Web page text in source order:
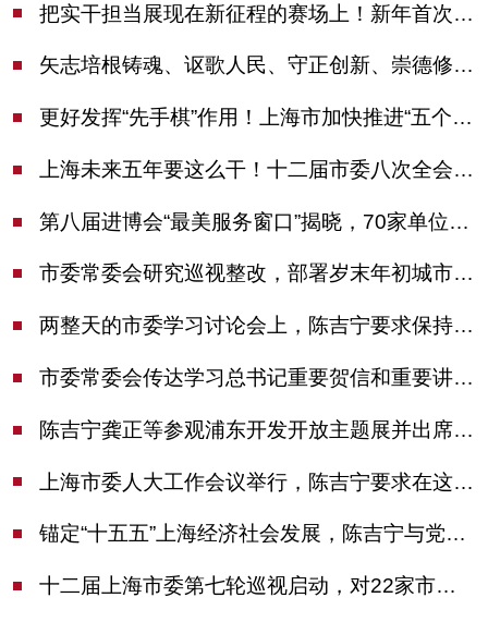
把实干担当展现在新征程的赛场上！新年首次市委季度工作会议举行，陈吉宁作工作点评
矢志培根铸魂、讴歌人民、守正创新、崇德修身！这场座谈会上，陈吉宁对全市文化战线提出期望
更好发挥“先手棋”作用！上海市加快推进“五个中心”建设领导小组会议举行
上海未来五年要这么干！十二届市委八次全会审议通过上海“十五五”规划建议
第八届进博会“最美服务窗口”揭晓，70家单位诠释“上海服务”温度
市委常委会研究巡视整改，部署岁末年初城市安全工作
两整天的市委学习讨论会上，陈吉宁要求保持战略定力始终坚定信心善于科学应对
市委常委会传达学习总书记重要贺信和重要讲话精神，研究党建引领物业治理等工作
陈吉宁龚正等参观浦东开发开放主题展并出席座谈会
上海市委人大工作会议举行，陈吉宁要求在这些方面更加奋发有为
锚定“十五五”上海经济社会发展，陈吉宁与党外人士专题协商座谈
十二届上海市委第七轮巡视启动，对22家市管单位开展常规巡视